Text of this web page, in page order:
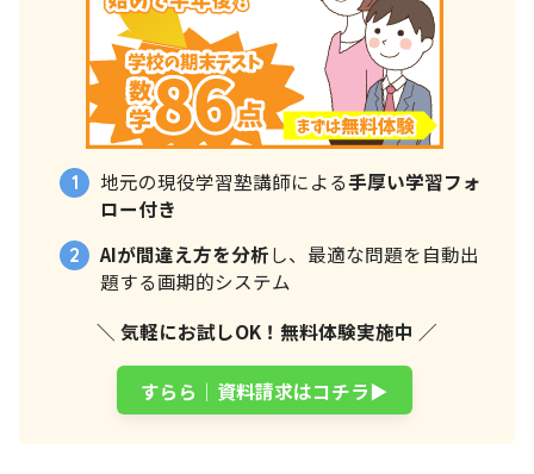
地元の現役学習塾講師による手厚い学習フォ
ロー付き
AIが間違え方を分析し、最適な問題を自動出
題する画期的システム
＼ 気軽にお試しOK！無料体験実施中 ／
すらら│資料請求はコチラ▶